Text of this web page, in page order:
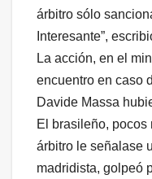
árbitro sólo
Interesante”,
La acción, en el
encuentro en caso
Davide Massa
El brasileño, pocos
árbitro le señalase
madridista, golpeó